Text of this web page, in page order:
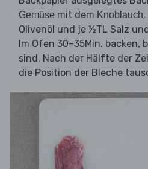
Gemüse mit dem Knoblauch
Olivenöl und je ½TL Salz
Im Ofen 30–35Min. backen,
sind. Nach der Hälfte der
die Position der Bleche